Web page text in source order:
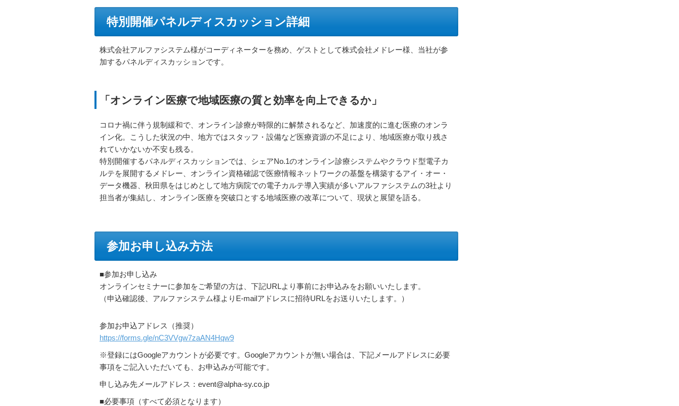
特別開催パネルディスカッション詳細
株式会社アルファシステム様がコーディネーターを務め、ゲストとして株式会社メドレー様、当社が参
加するパネルディスカッションです。
「オンライン医療で地域医療の質と効率を向上できるか」
コロナ禍に伴う規制緩和で、オンライン診療が時限的に解禁されるなど、加速度的に進む医療のオンラ
イン化。こうした状況の中、地方ではスタッフ・設備など医療資源の不足により、地域医療が取り残さ
れていかないか不安も残る。
特別開催するパネルディスカッションでは、シェアNo.1のオンライン診療システムやクラウド型電子カ
ルテを展開するメドレー、オンライン資格確認で医療情報ネットワークの基盤を構築するアイ・オー・
データ機器、秋田県をはじめとして地方病院での電子カルテ導入実績が多いアルファシステムの3社より
担当者が集結し、オンライン医療を突破口とする地域医療の改革について、現状と展望を語る。
参加お申し込み方法
■参加お申し込み
オンラインセミナーに参加をご希望の方は、下記URLより事前にお申込みをお願いいたします。
（申込確認後、アルファシステム様よりE-mailアドレスに招待URLをお送りいたします。）
参加お申込アドレス（推奨）
https://forms.gle/nC3VVgw7zaAN4Hqw9
※登録にはGoogleアカウントが必要です。Googleアカウントが無い場合は、下記メールアドレスに必要
事項をご記入いただいても、お申込みが可能です。
申し込み先メールアドレス：event@alpha-sy.co.jp
■必要事項（すべて必須となります）